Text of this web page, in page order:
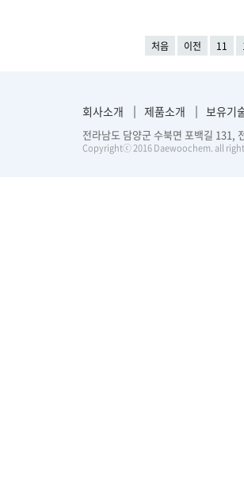
처음 이전 11
회사소개 제품소개 보유기
전라남도 담양군 수북면 포백길
Copyrightⓒ 2016 Daewoochem. all